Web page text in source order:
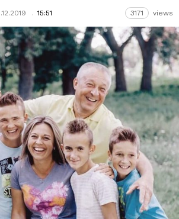
15:51 3171 views